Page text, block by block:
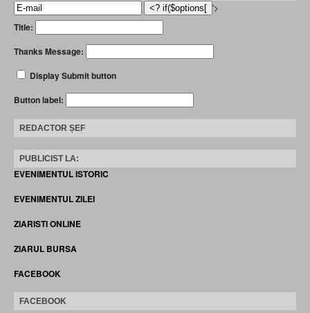
'>
Title:
Thanks Message:
Display Submit button
Button label:
REDACTOR ȘEF
PUBLICIST LA:
EVENIMENTUL ISTORIC
EVENIMENTUL ZILEI
ZIARISTI ONLINE
ZIARUL BURSA
FACEBOOK
FACEBOOK